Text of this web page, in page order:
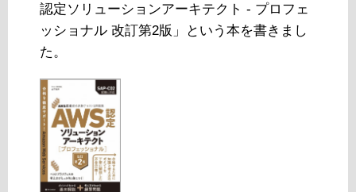
認定ソリューションアーキテクト - プロフェ
ッショナル 改訂第2版」という本を書きまし
た。